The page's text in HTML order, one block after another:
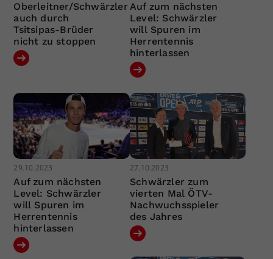
Oberleitner/Schwärzler
auch durch
Tsitsipas-Brüder
nicht zu stoppen
Auf zum nächsten
Level: Schwärzler
will Spuren im
Herrentennis
hinterlassen
29.10.2023
Auf zum nächsten
Level: Schwärzler
will Spuren im
Herrentennis
hinterlassen
27.10.2023
Schwärzler zum
vierten Mal ÖTV-
Nachwuchsspieler
des Jahres